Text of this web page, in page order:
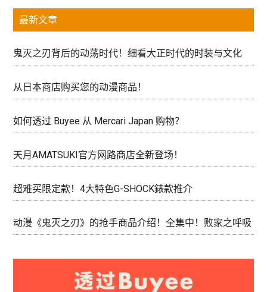
最新文章
鬼灭之刃背后的动荡时代！细看大正时代的时装与文化
从日本商店购买您的动漫商品！
如何透过 Buyee 从 Mercari Japan 购物？
天月AMATSUKI官方网路商店全新登场！
超难买限定款！4大特色G-SHOCK錶款推介
动漫《鬼灭之刃》的抢手商品介绍！全集中！败家之呼吸